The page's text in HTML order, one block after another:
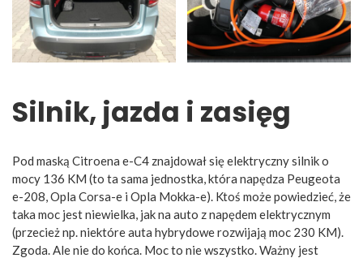
Silnik, jazda i zasięg
Pod maską Citroena e-C4 znajdował się elektryczny silnik o
mocy 136 KM (to ta sama jednostka, która napędza Peugeota
e-208, Opla Corsa-e i Opla Mokka-e). Ktoś może powiedzieć, że
taka moc jest niewielka, jak na auto z napędem elektrycznym
(przecież np. niektóre auta hybrydowe rozwijają moc 230 KM).
Zgoda. Ale nie do końca. Moc to nie wszystko. Ważny jest